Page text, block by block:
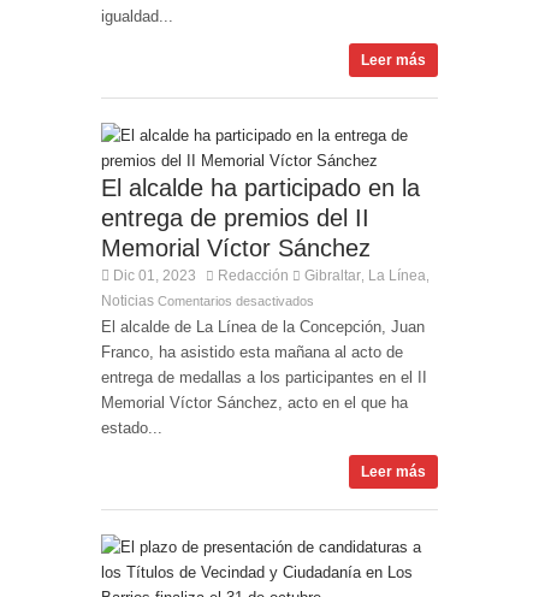
igualdad...
Leer más
El alcalde ha participado en la
entrega de premios del II
Memorial Víctor Sánchez
Dic 01, 2023 Redacción Gibraltar La Línea
Noticias Comentarios desactivados
El alcalde de La Línea de la Concepción, Juan
Franco, ha asistido esta mañana al acto de
entrega de medallas a los participantes en el II
Memorial Víctor Sánchez, acto en el que ha
estado...
Leer más